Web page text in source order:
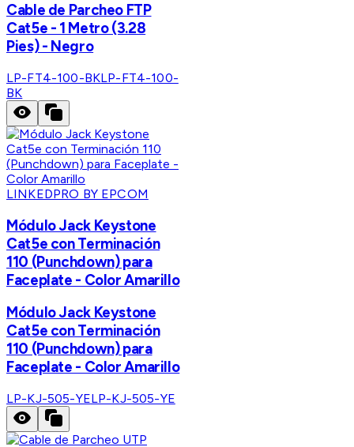
Cable de Parcheo FTP
Cat5e - 1 Metro (3.28
Pies) - Negro
LP-FT4-100-BKLP-FT4-100-
BK
LINKEDPRO BY EPCOM
Módulo Jack Keystone
Cat5e con Terminación
110 (Punchdown) para
Faceplate - Color Amarillo
Módulo Jack Keystone
Cat5e con Terminación
110 (Punchdown) para
Faceplate - Color Amarillo
LP-KJ-505-YELP-KJ-505-YE